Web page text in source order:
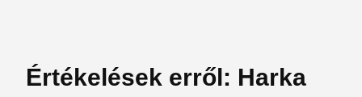
Értékelések erről: Harka